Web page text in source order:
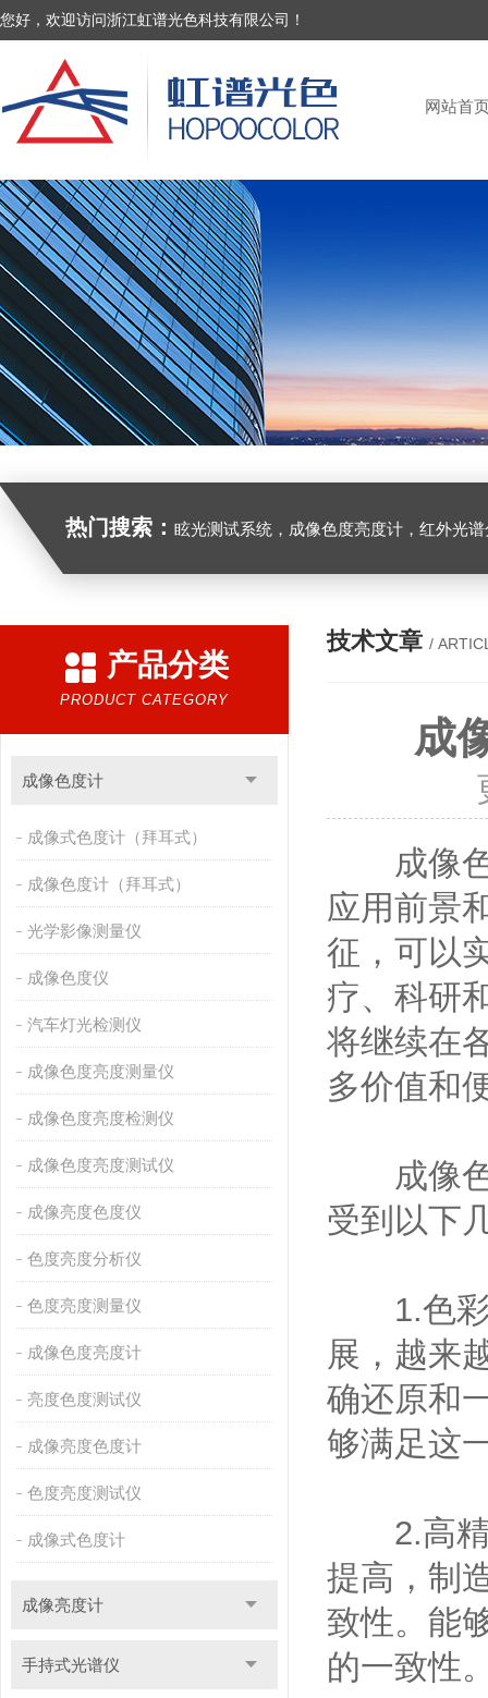
您好，欢迎访问浙江虹谱光色科技有限公司！
网站首
热门搜索： 眩光测试系统，成像色度亮度计，红外光谱分析仪，紫外光谱分析仪、医用光源光谱分析仪，光谱照度
产品分类
PRODUCT CATEGORY
成像色度计
成像式色度计（拜耳式）
成像色度计（拜耳式）
光学影像测量仪
成像色度仪
汽车灯光检测仪
成像色度亮度测量仪
成像色度亮度检测仪
成像色度亮度测试仪
成像亮度色度仪
色度亮度分析仪
色度亮度测量仪
成像色度亮度计
亮度色度测试仪
成像亮度色度计
色度亮度测试仪
成像式色度计
成像亮度计
手持式光谱仪
技术文章 /
成
成像色
应用前景
征，可以
疗、科研
将继续在
多价值和
成像色
受到以下
1.色彩
展，越来
确还原和
够满足这
2.高精
提高，制
致性。能
的一致性